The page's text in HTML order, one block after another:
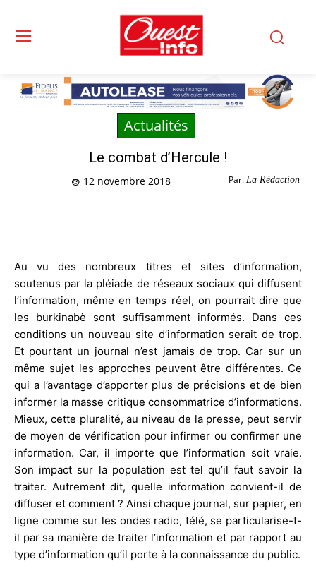
Actualités
Le combat d’Hercule !
Par: La Rédaction
12 novembre 2018
Au vu des nombreux titres et sites d’information,
soutenus par la pléiade de réseaux sociaux qui diffusent
l’information, même en temps réel, on pourrait dire que
les burkinabè sont suffisamment informés. Dans ces
conditions un nouveau site d’information serait de trop.
Et pourtant un journal n’est jamais de trop. Car sur un
même sujet les approches peuvent être différentes. Ce
qui a l’avantage d’apporter plus de précisions et de bien
informer la masse critique consommatrice d’informations.
Mieux, cette pluralité, au niveau de la presse, peut servir
de moyen de vérification pour infirmer ou confirmer une
information. Car, il importe que l’information soit vraie.
Son impact sur la population est tel qu’il faut savoir la
traiter. Autrement dit, quelle information convient-il de
diffuser et comment ? Ainsi chaque journal, sur papier, en
ligne comme sur les ondes radio, télé, se particularise-t-
il par sa manière de traiter l’information et par rapport au
type d’information qu’il porte à la connaissance du public.